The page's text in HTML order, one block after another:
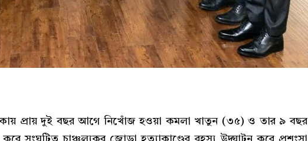
প্রায় দুই বছর আগে নিখোঁজ হওয়া কমলা খাতুন (৩৫) ও তার ৯ বছর